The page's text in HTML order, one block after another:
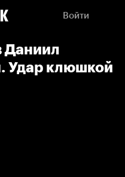
Войти
Даниил
Удар клюшкой